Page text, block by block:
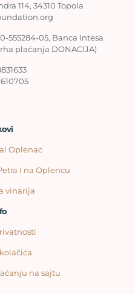
114, 34310 Topola
555284-05, Banca Intesa
plaćanja DONACIJA)
Oplenac
I na Oplencu
vinarija
na sajtu